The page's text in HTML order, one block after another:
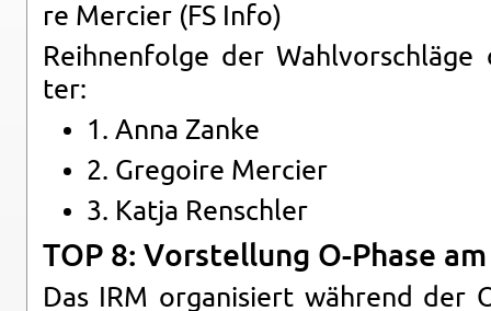
re Mer­cier (FS Info)
Reih­nen­fol­ge der
ter:
1. Anna Zanke
2. Gre­go­i­re Mer­cier
3. Katja Ren­sch­ler
TOP 8: Vor­stel­lung O-Pha­se
Das IRM or­ga­ni­siert wäh­rend der